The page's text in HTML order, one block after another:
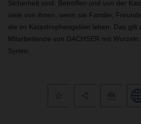
Sicherheit sind. Betroffen und von der
viele von ihnen, wenn sie Familie,
die im Katastrophengebiet leben. Das gilt
Mitarbeitende von DACHSER mit
Syrien.